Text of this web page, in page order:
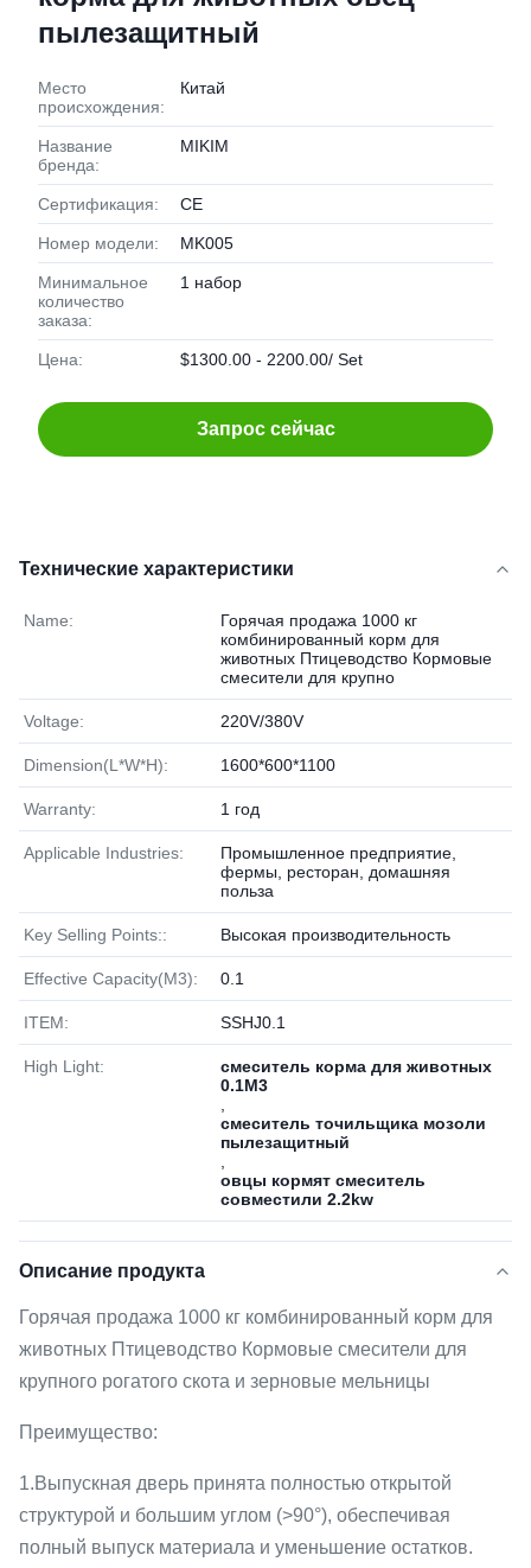
пылезащитный
Место
происхождения:
Китай
Название
бренда:
MIKIM
Сертификация: CE
Номер модели: MK005
Минимальное
количество
заказа:
1 набор
Цена: $1300.00 - 2200.00/ Set
Запрос сейчас
Технические характеристики
Name:
Горячая продажа 1000 кг
комбинированный корм для
животных Птицеводство Кормовые
смесители для крупно
Voltage: 220V/380V
Dimension(L*W*H): 1600*600*1100
Warranty: 1 год
Applicable Industries:
Промышленное предприятие,
фермы, ресторан, домашняя
польза
Key Selling Points:: Высокая производительность
Effective Capacity(M3): 0.1
ITEM: SSHJ0.1
High Light:
смеситель корма для животных
0.1M3
смеситель точильщика мозоли
пылезащитный
овцы кормят смеситель
совместили 2.2kw
Описание продукта
Горячая продажа 1000 кг комбинированный корм для
животных Птицеводство Кормовые смесители для
крупного рогатого скота и зерновые мельницы
Преимущество:
1.Выпускная дверь принята полностью открытой
структурой и большим углом (>90°), обеспечивая
полный выпуск материала и уменьшение остатков.